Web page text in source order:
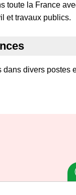
toute la France
et travaux publics.
dans divers postes